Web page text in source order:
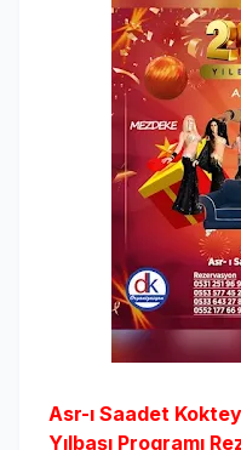
Asr-ı Saadet
Yılbaşı Programı